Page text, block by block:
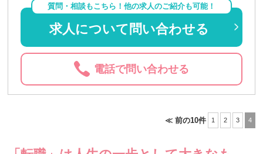
質問・相談もこちら！他の求人のご紹介も可能！
求人について問い合わせる
電話で問い合わせる
≪ 前の10件 1 2 3 4